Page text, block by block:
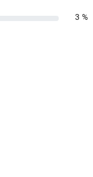
3 %